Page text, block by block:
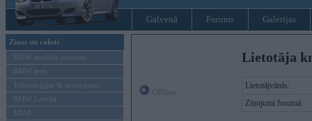
Galvenā Forums Galerijas
Ziņas un raksti
BMW modeļu jaunumi
BMW testi
Tehnoloģijas & sasniegumi
BMW Latvijā
MINI
Lietotāja
Lietotājvārds:
Ziņojumi forumā: